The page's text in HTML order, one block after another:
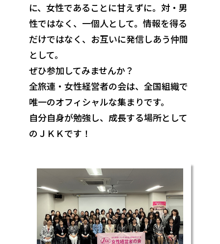
に、 女性であることに甘えずに。対・男
性ではなく、一個人として。情報を得る
だけではなく、お互いに発信しあう仲間
として。
ぜひ参加してみませんか？
全旅連・女性経営者の会は、全国組織で
唯一のオフィシャルな集まりです。
自分自身が勉強し、成長する場所として
のＪＫＫです！